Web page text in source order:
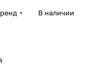
В наличии